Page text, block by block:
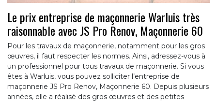
Le prix entreprise de maçonnerie Warluis très
raisonnable avec JS Pro Renov, Maçonnerie 60
Pour les travaux de maçonnerie, notamment pour les gros
œuvres, il faut respecter les normes. Ainsi, adressez-vous à
un professionnel pour tous travaux de maçonnerie. Si vous
êtes à Warluis, vous pouvez solliciter l’entreprise de
maçonnerie JS Pro Renov, Maçonnerie 60. Depuis plusieurs
années, elle a réalisé des gros œuvres et des petites